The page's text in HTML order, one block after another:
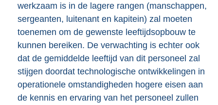
werkzaam is in de lagere rangen (manschappen,
sergeanten, luitenant en kapitein) zal moeten
toenemen om de gewenste leeftijdsopbouw te
kunnen bereiken. De verwachting is echter ook
dat de gemiddelde leeftijd van dit personeel zal
stijgen doordat technologische ontwikkelingen in
operationele omstandigheden hogere eisen aan
de kennis en ervaring van het personeel zullen